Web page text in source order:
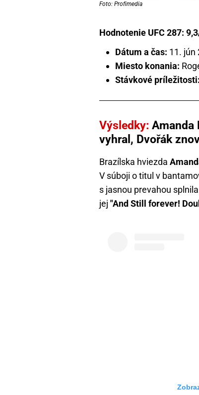
Foto: Profimedia
Hodnotenie UFC 287:
Dátum a čas: 11. jún
Miesto konania:
Stávkové príležitosti:
Výsledky: Amanda
vyhral, Dvořák
Brazílska hviezda
V súboji o titul v
s jasnou prevahou
jej "And Still forever!